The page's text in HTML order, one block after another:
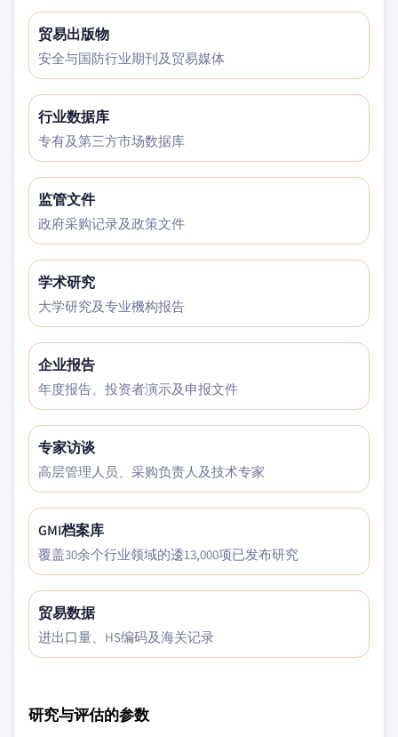
贸易出版物
安全与国防行业期刊及贸易媒体
行业数据库
专有及第三方市场数据库
监管文件
政府采购记录及政策文件
学术研究
大学研究及专业機构报告
企业报告
年度报告、投资者演示及申报文件
专家访谈
高层管理人员、采购负责人及技术专家
GMI档案库
覆盖30余个行业领域的逶13,000项已发布研究
贸易数据
进出口量、HS编码及海关记录
研究与评估的参数